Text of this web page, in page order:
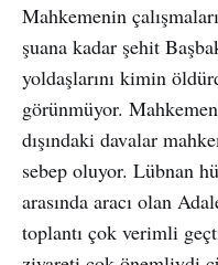
Mahkemenin
şuana kadar şehit
yoldaşlarını kimin
görünmüyor.
dışındaki davalar
sebep oluyor. Lübnan
arasında aracı olan
toplantı çok verimli